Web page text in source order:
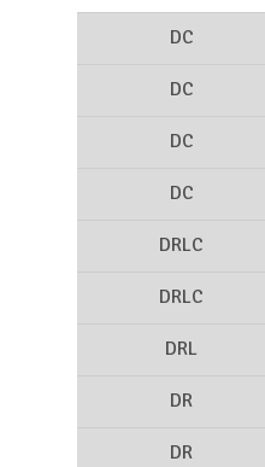
DC
DC
DC
DC
DRLC
DRLC
DRL
DR
DR